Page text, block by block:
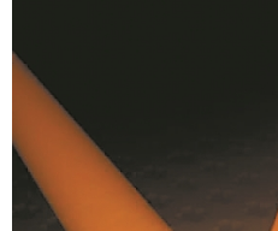
法律